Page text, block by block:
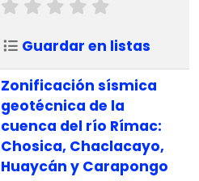
Guardar en listas
Zonificación sísmica
geotécnica de la
cuenca del río Rímac:
Chosica, Chaclacayo,
Huaycán y Carapongo